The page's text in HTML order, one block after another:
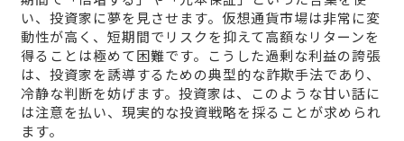
い、投資家に夢を見させます。仮想通貨市場は非常に変
動性が高く、短期間でリスクを抑えて高額なリターンを
得ることは極めて困難です。こうした過剰な利益の誇張
は、投資家を誘導するための典型的な詐欺手法であり、
冷静な判断を妨げます。投資家は、このような甘い話に
は注意を払い、現実的な投資戦略を採ることが求められ
ます。